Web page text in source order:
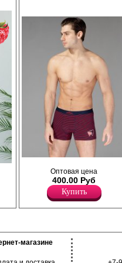
мужские прилегающего
из высококачественного хлопка с
эластана, повышающий
и качество одежды, создавая
облегание фигуры. Имеют
посадку, мягкую и эластичную
принт. Модель полностью
ягодицы и немного опускается
не ограничивает движения и
комфорт в течении всего
Оптовая цена
400.00 Руб
Купить
Лайкра 5%
Хлопок
магазине